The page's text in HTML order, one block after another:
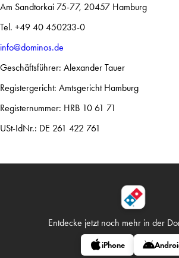
Am Sandtorkai 75-77, 20457 Hamburg
Tel. +49 40 450233-0
info@dominos.de
Geschäftsführer: Alexander Tauer
Registergericht: Amtsgericht Hamburg
Registernummer: HRB 10 61 71
USt-IdNr.: DE 261 422 761
Entdecke jetzt noch mehr in der
iPhone